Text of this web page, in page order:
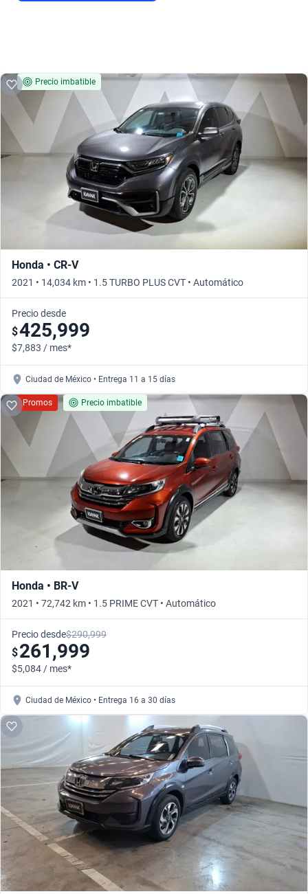
Precio imbatible
Honda • CR-V
2021 • 14,034 km • 1.5 TURBO PLUS CVT • Automático
Precio desde
$425,999
$7,883 / mes*
Ciudad de México • Entrega 11 a 15 días
Promos Precio imbatible
Honda • BR-V
2021 • 72,742 km • 1.5 PRIME CVT • Automático
Precio desde$290,999
$261,999
$5,084 / mes*
Ciudad de México • Entrega 16 a 30 días